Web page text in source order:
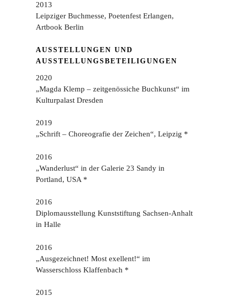
2013
Leipziger Buchmesse, Poetenfest Erlangen,
Artbook Berlin
AUSSTELLUNGEN UND
AUSSTELLUNGSBETEILIGUNGEN
2020
„Magda Klemp – zeitgenössiche Buchkunst“ im
Kulturpalast Dresden
2019
„Schrift – Choreografie der Zeichen“, Leipzig *
2016
„Wanderlust“ in der Galerie 23 Sandy in
Portland, USA *
2016
Diplomausstellung Kunststiftung Sachsen-Anhalt
in Halle
2016
„Ausgezeichnet! Most exellent!“ im
Wasserschloss Klaffenbach *
2015